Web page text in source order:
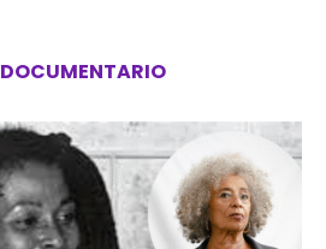
DOCUMENTARIO